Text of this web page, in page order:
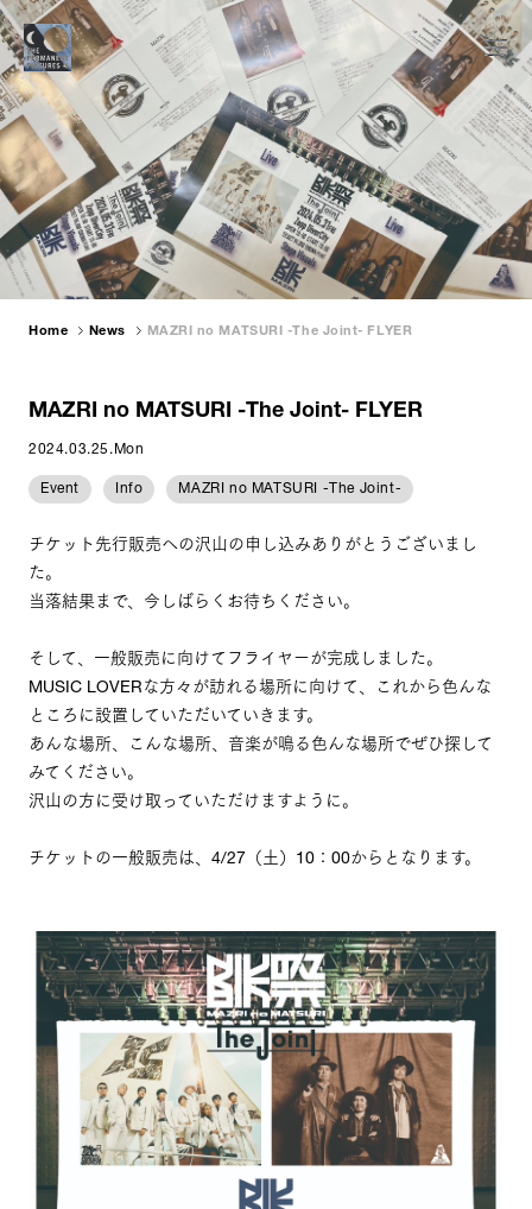
Home News MAZRI no MATSURI -The Joint- FLYER
MAZRI no MATSURI -The Joint- FLYER
2024.03.25.Mon
Event Info MAZRI no MATSURI -The Joint-
チケット先行販売への沢山の申し込みありがとうございまし
た。
当落結果まで、今しばらくお待ちください。
そして、一般販売に向けてフライヤーが完成しました。
MUSIC LOVERな方々が訪れる場所に向けて、これから色んな
ところに設置していただいていきます。
あんな場所、こんな場所、音楽が鳴る色んな場所でぜひ探して
みてください。
沢山の方に受け取っていただけますように。
チケットの一般販売は、4/27（土）10：00からとなります。